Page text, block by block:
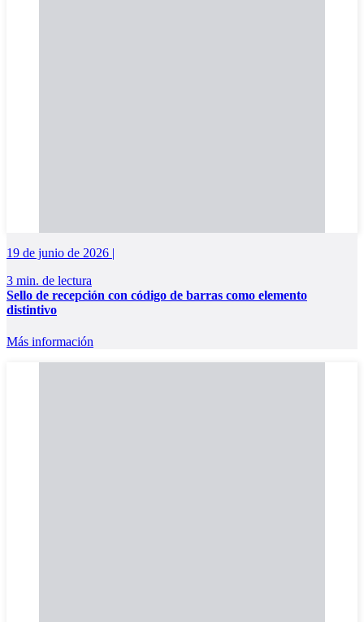
19 de junio de 2026 |
3 min. de lectura
Sello de recepción con código de barras como elemento
distintivo
Más información